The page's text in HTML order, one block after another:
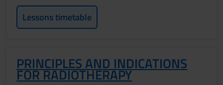
Lessons timetable
PRINCIPLES AND INDICATIONS
FOR RADIOTHERAPY